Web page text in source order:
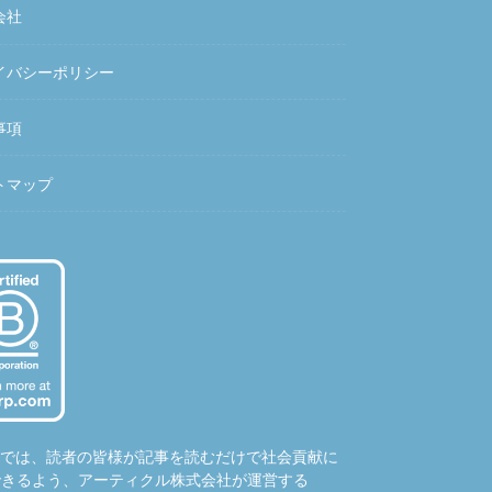
社
バシーポリシー
項
マップ
は、読者の皆様が記事を読むだけで社会貢献に
るよう、アーティクル株式会社が運営する